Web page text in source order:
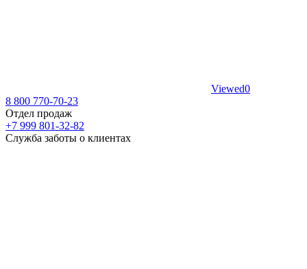
Viewed0
8 800 770-70-23
Отдел продаж
+7 999 801-32-82
Служба заботы о клиентах